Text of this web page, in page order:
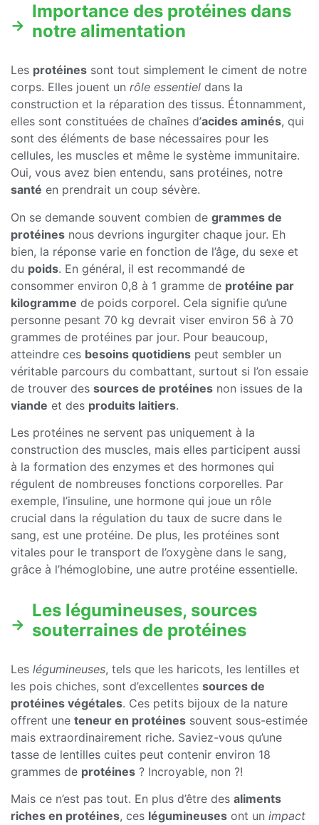
Importance des protéines dans
notre alimentation
Les protéines sont tout simplement le ciment de notre
corps. Elles jouent un rôle essentiel dans la
construction et la réparation des tissus. Étonnamment,
elles sont constituées de chaînes d’acides aminés, qui
sont des éléments de base nécessaires pour les
cellules, les muscles et même le système immunitaire.
Oui, vous avez bien entendu, sans protéines, notre
santé en prendrait un coup sévère.
On se demande souvent combien de grammes de
protéines nous devrions ingurgiter chaque jour. Eh
bien, la réponse varie en fonction de l’âge, du sexe et
du poids. En général, il est recommandé de
consommer environ 0,8 à 1 gramme de protéine par
kilogramme de poids corporel. Cela signifie qu’une
personne pesant 70 kg devrait viser environ 56 à 70
grammes de protéines par jour. Pour beaucoup,
atteindre ces besoins quotidiens peut sembler un
véritable parcours du combattant, surtout si l’on essaie
de trouver des sources de protéines non issues de la
viande et des produits laitiers.
Les protéines ne servent pas uniquement à la
construction des muscles, mais elles participent aussi
à la formation des enzymes et des hormones qui
régulent de nombreuses fonctions corporelles. Par
exemple, l’insuline, une hormone qui joue un rôle
crucial dans la régulation du taux de sucre dans le
sang, est une protéine. De plus, les protéines sont
vitales pour le transport de l’oxygène dans le sang,
grâce à l’hémoglobine, une autre protéine essentielle.
Les légumineuses, sources
souterraines de protéines
Les légumineuses, tels que les haricots, les lentilles et
les pois chiches, sont d’excellentes sources de
protéines végétales. Ces petits bijoux de la nature
offrent une teneur en protéines souvent sous-estimée
mais extraordinairement riche. Saviez-vous qu’une
tasse de lentilles cuites peut contenir environ 18
grammes de protéines ? Incroyable, non ?!
Mais ce n’est pas tout. En plus d’être des aliments
riches en protéines, ces légumineuses ont un impact